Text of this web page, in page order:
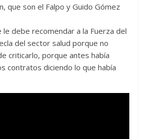
que son el Falpo y Guido Gómez
le debe recomendar a la Fuerza del
del sector salud porque no
criticarlo, porque antes había
contratos diciendo lo que había